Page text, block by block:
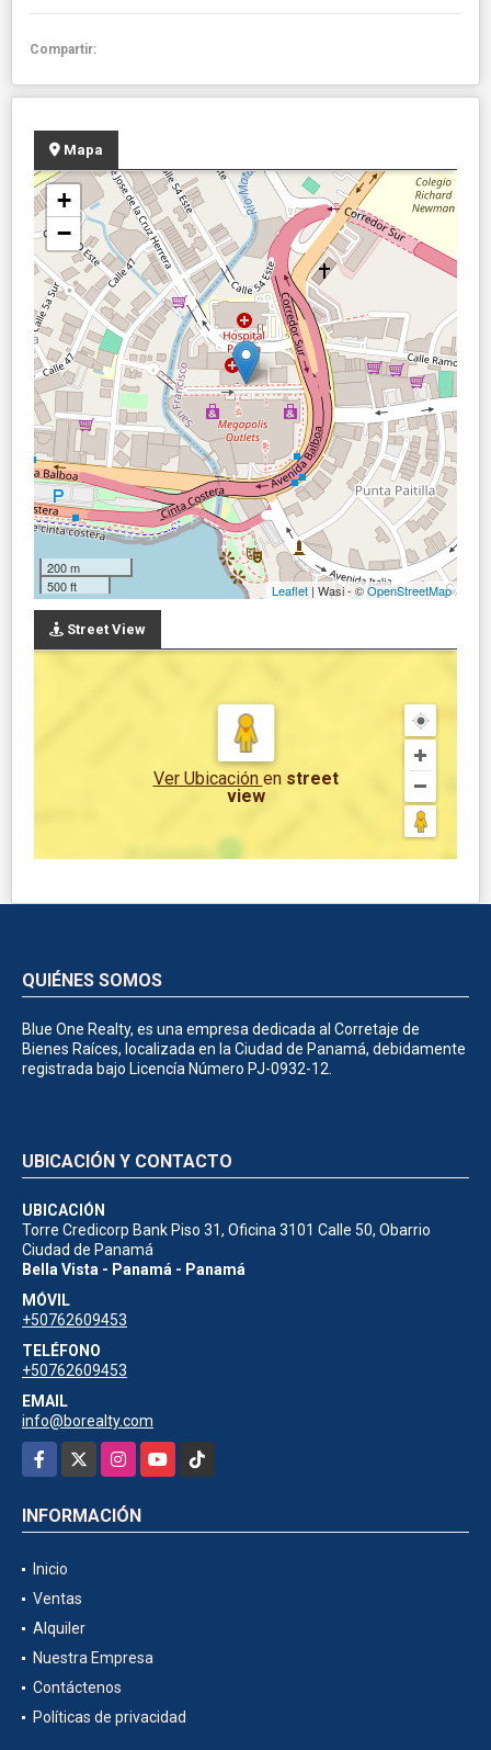
Compartir:
Mapa
+
−
200 m
500 ft
Leaflet | Wasi - ©OpenStreetMap
Street View
Ver Ubicación en street
view
QUIÉNES SOMOS
Blue One Realty, es una empresa dedicada al Corretaje de
Bienes Raíces, localizada en la Ciudad de Panamá, debidamente
registrada bajo Licencía Número PJ-0932-12.
UBICACIÓN Y CONTACTO
UBICACIÓN
Torre Credicorp Bank Piso 31, Oficina 3101 Calle 50, Obarrio
Ciudad de Panamá
Bella Vista - Panamá - Panamá
MÓVIL
+50762609453
TELÉFONO
+50762609453
EMAIL
info@borealty.com
Facebook
InstagramYouTubeTikTok
INFORMACIÓN
Inicio
Ventas
Alquiler
Nuestra Empresa
Contáctenos
Políticas de privacidad